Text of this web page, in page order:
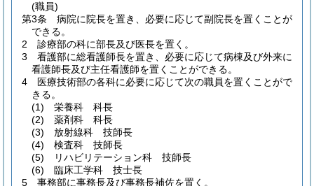
(職員)
第3条
病院に院長を置き、必要に応じて副院長を置くことが
できる。
2
診療部の科に部長及び医長を置く。
3
看護部に総看護師長を置き、必要に応じて病棟及び外来に
看護師長及び主任看護師を置くことができる。
4
医療技術部の各科に必要に応じて次の職員を置くことがで
きる。
(1)
栄養科 科長
(2)
薬剤科 科長
(3)
放射線科 技師長
(4)
検査科 技師長
(5)
リハビリテーション科 技師長
(6)
臨床工学科 技士長
5
事務部に事務長及び事務長補佐を置く。